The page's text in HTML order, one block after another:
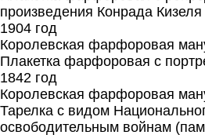
произведения Конрада
1904 год
Королевская фарфоровая
Плакетка фарфоровая с
1842 год
Королевская фарфоровая
Тарелка с видом
освободительным войнам